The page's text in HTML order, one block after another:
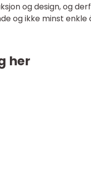
og design, og
og ikke minst enkle
her